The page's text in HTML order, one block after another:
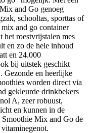
and Go genoeg
schooltas, sporttas of
mix and go container
het roestvrijstalen mes
en zo de hele inhoud
en 24.000
bij uitstek geschikt
Gezonde en heerlijke
worden direct via
gekleurde drinkbekers
A, zeer robuust,
en kunnen in de
Mix and Go de